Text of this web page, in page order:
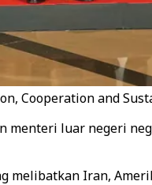
Cooperation and
luar negeri
melibatkan Iran,